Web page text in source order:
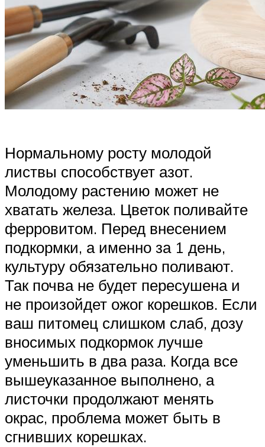
Нормальному росту молодой
листвы способствует азот.
Молодому растению может не
хватать железа. Цветок поливайте
ферровитом. Перед внесением
подкормки, а именно за 1 день,
культуру обязательно поливают.
Так почва не будет пересушена и
не произойдет ожог корешков. Если
ваш питомец слишком слаб, дозу
вносимых подкормок лучше
уменьшить в два раза. Когда все
вышеуказанное выполнено, а
листочки продолжают менять
окрас, проблема может быть в
сгнивших корешках.